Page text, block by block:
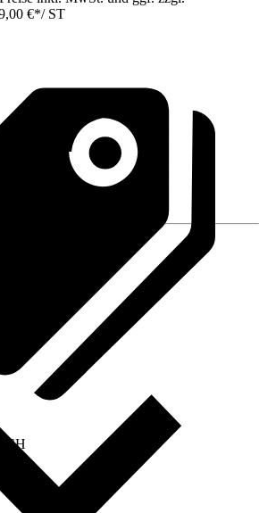
€*/ ST